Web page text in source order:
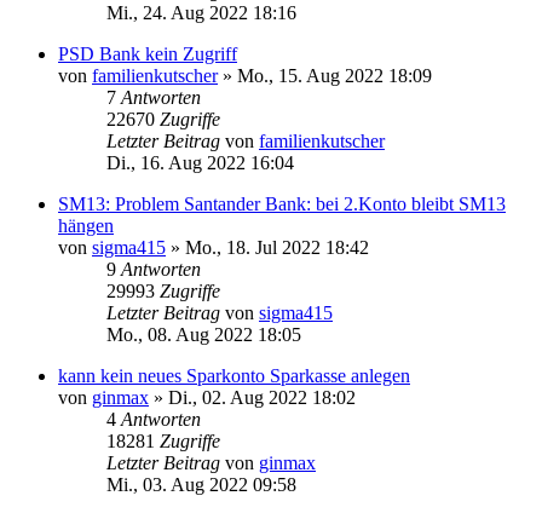
Mi., 24. Aug 2022 18:16
PSD Bank kein Zugriff
von familienkutscher» Mo., 15. Aug 2022 18:09
7 Antworten
22670 Zugriffe
Letzter Beitrag von familienkutscher
Di., 16. Aug 2022 16:04
SM13: Problem Santander Bank: bei 2.Konto bleibt SM13
hängen
von sigma415 » Mo., 18. Jul 2022 18:42
9 Antworten
29993 Zugriffe
Letzter Beitrag von sigma415
Mo., 08. Aug 2022 18:05
kann kein neues Sparkonto Sparkasse anlegen
von ginmax » Di., 02. Aug 2022 18:02
4 Antworten
18281 Zugriffe
Letzter Beitrag von ginmax
Mi., 03. Aug 2022 09:58